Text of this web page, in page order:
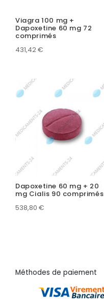
Viagra 100 mg +
Dapoxetine 60 mg 72
comprimés
431,42€
Dapoxetine 60 mg + 20
mg Cialis 90 comprimés
538,80 €
Méthodes de paiement